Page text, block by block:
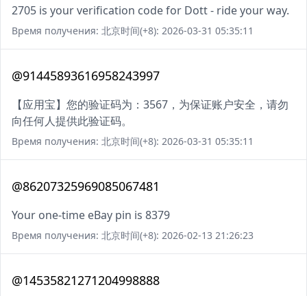
2705 is your verification code for Dott - ride your way.
Время получения: 北京时间(+8): 2026-03-31 05:35:11
@91445893616958243997
【应用宝】您的验证码为：3567，为保证账户安全，请勿
向任何人提供此验证码。
Время получения: 北京时间(+8): 2026-03-31 05:35:11
@86207325969085067481
Your one-time eBay pin is 8379
Время получения: 北京时间(+8): 2026-02-13 21:26:23
@14535821271204998888